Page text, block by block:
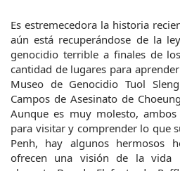
Es estremecedora la historia
aún está recuperándose de la
genocidio terrible a finales de
cantidad de lugares para
Museo de Genocidio Tuol
Campos de Asesinato de
Aunque es muy molesto,
para visitar y comprender lo que
Penh, hay algunos hermosos
ofrecen una visión de la vida